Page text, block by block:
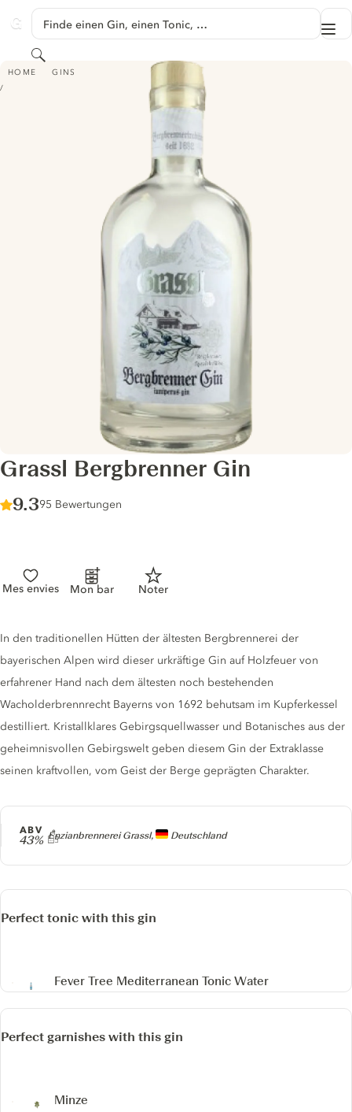
GINVENTORY
Finde einen Gin, einen Tonic, …
Suchen
HOME GINS
GRASSL BERGBRENNER GIN
Grassl Bergbrenner Gin
Score :
9.3/ 10
95 Bewertungen
Mes envies Mon bar Noter
Producer
Enzianbrennerei Grassl, Deutschland
ABV
43%
Gin description
In den traditionellen Hütten der ältesten Bergbrennerei der
bayerischen Alpen wird dieser urkräftige Gin auf Holzfeuer von
erfahrener Hand nach dem ältesten noch bestehenden
Wacholderbrennrecht Bayerns von 1692 behutsam im Kupferkessel
destilliert. Kristallklares Gebirgsquellwasser und Botanisches aus der
geheimnisvollen Gebirgswelt geben diesem Gin der Extraklasse
seinen kraftvollen, vom Geist der Berge geprägten Charakter.
Perfect tonic with this gin
Fever Tree Mediterranean Tonic Water
Perfect garnishes with this gin
Minze